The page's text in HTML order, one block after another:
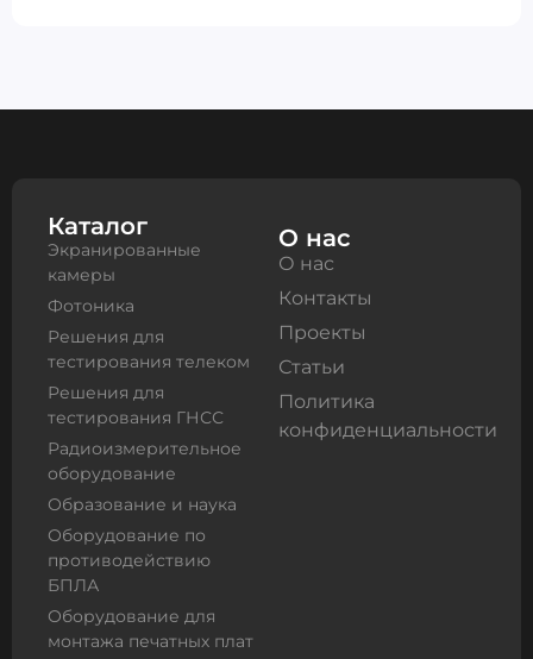
Каталог
Экранированные
камеры
Фотоника
Решения для
тестирования телеком
Решения для
тестирования ГНСС
Радиоизмерительное
оборудование
Образование и наука
Оборудование по
противодействию
БПЛА
Оборудование для
монтажа печатных плат
О нас
О нас
Контакты
Проекты
Статьи
Политика
конфиденциальности